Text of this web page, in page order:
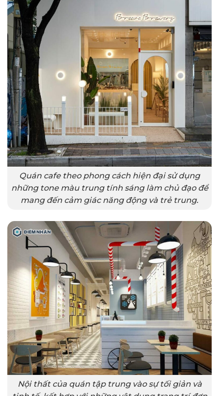
Quán cafe theo phong cách hiện đại sử dụng
những tone màu trung tính sáng làm chủ đạo để
mang đến cảm giác năng động và trẻ trung.
Nội thất của quán tập trung vào sự tối giản và